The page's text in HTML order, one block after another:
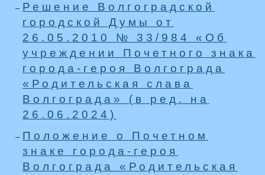
Решение Волгоградской
городской Думы от
26.05.2010 № 33/984 «Об
учреждении Почетного знака
города-героя Волгограда
«Родительская слава
Волгограда» (в ред. на
26.06.2024)
Положение о Почетном
знаке города-героя
Волгограда «Родительская